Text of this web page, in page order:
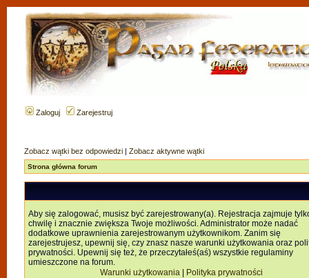
Zaloguj Zarejestruj
Zobacz wątki bez odpowiedzi | Zobacz aktywne wątki
Strona główna forum
Aby się zalogować, musisz być zarejestrowany(a). Rejestracja zajmuje
chwilę i znacznie zwiększa Twoje możliwości. Administrator może nadać
dodatkowe uprawnienia zarejestrowanym użytkownikom. Zanim się
zarejestrujesz, upewnij się, czy znasz nasze warunki użytkowania oraz
prywatności. Upewnij się też, że przeczytałeś(aś) wszystkie regulaminy
umieszczone na forum.
Warunki użytkowania| Polityka prywatności